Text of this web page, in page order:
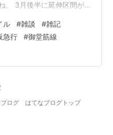
。 3月後半に延伸区間が
に出るためには、大阪…
乗り換え。 すでに駅の案
の千里中央より向こう側
にですが、大阪メトロ御
。…
ル #雑談 #雑記
急行 #御堂筋線
ログ
はてなブログトップ